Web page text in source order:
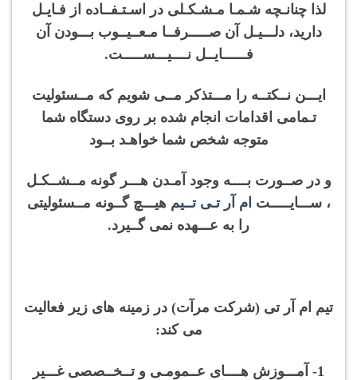
لذا چنانـچه شـمـا مـشـکـلی در اسـتـفــاده از فـایـل
دارید، دلـــیـل آن صـــــرفــا مـعــیــوب بـــودن آن
فــــــایــل نــــیـــســـــت.
ایـــن نــکتــه را مـــتذکر مــی شویم که مــسئولیت
تـمامی اقدامات انجام شده بر روی دستگاه شما
متوجه شخص شما خواهـد بــود
و در صــورت بــــه وجود آمـدن هـــر گونه مــشــکـل
، ســـایـــــت ام آر تـی تــیم هیـــچ گــونه مــسئولیتی
را به عـــهده نمی گــیرد.
تیم ام آر تی (شرکت مرآت) در زمینه های زیر فعالیت
می کند:
1- آمـــوزش هــــای عــمومـی و تــخــصصی غـــیر